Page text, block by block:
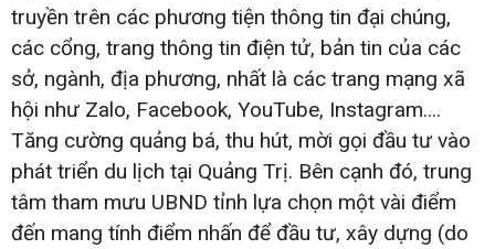
truyền trên các phương tiện thông tin đại chúng,
các cổng, trang thông tin điện tử, bản tin của các
sở, ngành, địa phương, nhất là các trang mạng xã
hội như Zalo, Facebook, YouTube, Instagram....
Tăng cường quảng bá, thu hút, mời gọi đầu tư vào
phát triển du lịch tại Quảng Trị. Bên cạnh đó, trung
tâm tham mưu UBND tỉnh lựa chọn một vài điểm
đến mang tính điểm nhấn để đầu tư, xây dựng (do